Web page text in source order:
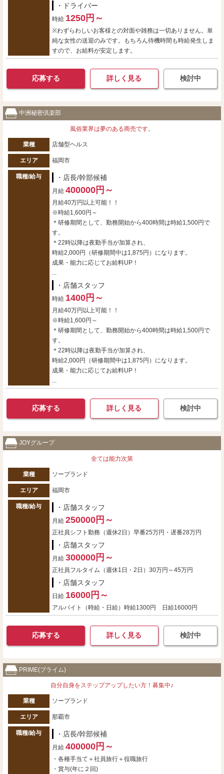
・ドライバー
時給 1250円～
※わずらわしいお客様との対面や雑務は一切ありません。単
純な女性の送迎のみです。もちろん待機時間も時給発生しま
すので、お給料が安定します。
応募する 詳しく見る 検討中
中洲秘密倶楽部
風俗業界は夢のある商売です。
業種 店舗型ヘルス
エリア 福岡市
職種/給与 ・店長/幹部候補
月給 400000円～
月給40万円以上可能！！
※時給1,600円～
＊研修期間として、勤務開始から400時間は時給1,500円で
す。
＊22時以降は夜勤手当が加算され、
時給2,000円（研修期間中は1,875円）になります。
成果・能力に応じてお給料UP！
...
・店舗スタッフ
時給 1400円～
月給40万円以上可能！！
※時給1,600円～
＊研修期間として、勤務開始から400時間は時給1,500円で
す。
＊22時以降は夜勤手当が加算され、
時給2,000円（研修期間中は1,875円）になります。
成果・能力に応じてお給料UP！
...
応募する 詳しく見る 検討中
JOYグループ
全ては能力次第
業種 ソープランド
エリア 福岡市
職種/給与 ・店舗スタッフ
月給 250000円～
正社員シフト勤務（週休2日）早番25万円・遅番28万円
・店舗スタッフ
月給 300000円～
正社員フルタイム（週休1日・2日）30万円～45万円
・店舗スタッフ
日給 16000円～
アルバイト（時給・日給）時給1300円 日給16000円
応募する 詳しく見る 検討中
PRIME(プライム)
自分自身をステップアップしたい方！募集中♪
業種 ソープランド
エリア 那覇市
職種/給与 ・店長/幹部候補
月給 400000円～
・各種手当て＋社員旅行＋役職旅行
・賞与(年に２回)